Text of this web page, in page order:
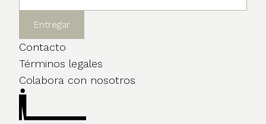
Contacto
Términos legales
Colabora con nosotros